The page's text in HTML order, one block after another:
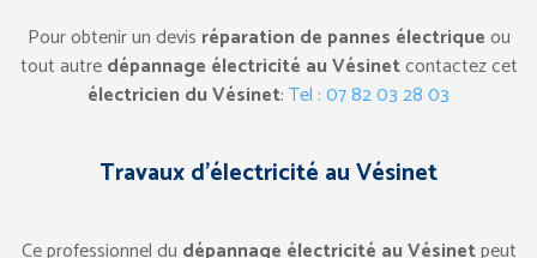
Pour obtenir un devis réparation de pannes électriqueou
tout autredépannage électricité au Vésinetcontactez cet
électricien du Vésinet:Tel : 07 82 03 28 03
Travaux d’électricité au Vésinet
Ce professionnel du dépannage électricité au Vésinetpeut